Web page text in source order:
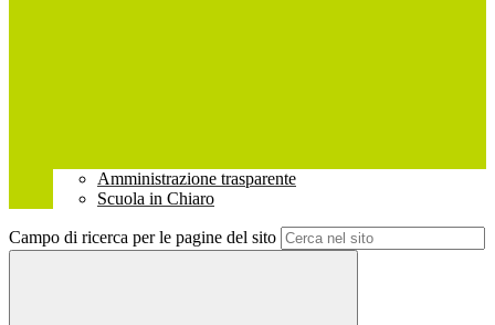
Amministrazione trasparente
Scuola in Chiaro
Campo di ricerca per le pagine del sito